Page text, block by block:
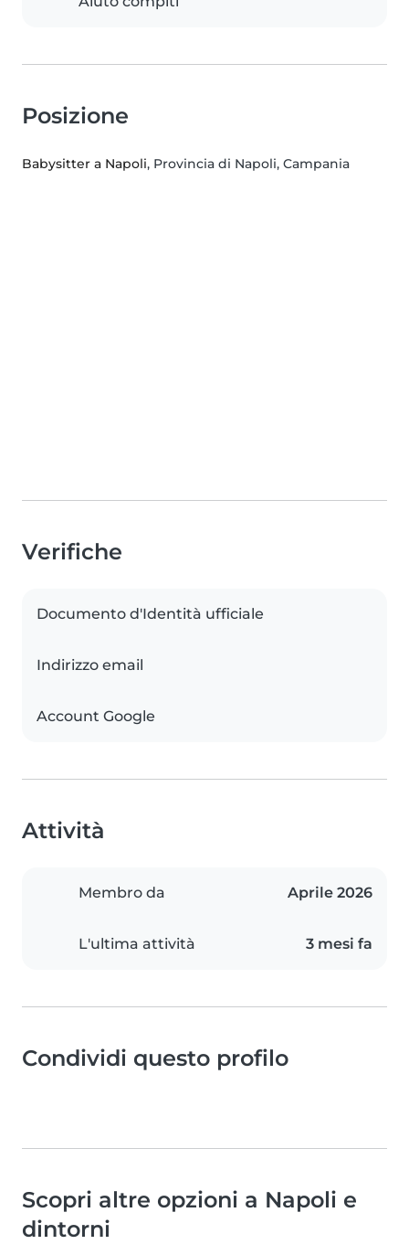
Posizione
Babysitter a Napoli, Provincia di Napoli, Campania
Verifiche
Documento d'Identità ufficiale
Indirizzo email
Account Google
Attività
Membro da Aprile 2026
L'ultima attività 3 mesi fa
Condividi questo profilo
Scopri altre opzioni a Napoli e
dintorni